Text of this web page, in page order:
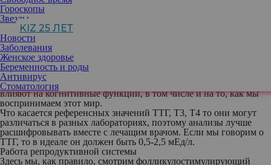
Гороскопы
Звезды
KIZ 25 ЛЕТ
Новости
Заболевания
Женское здоровье
Беременность и роды
Антивирус
Стоматология
– то есть общий вес, воду в организме и мышечную масс. Они
влияют на когнитивные функции, в том числе и на то, как мы
воспринимаем этот мир.
Что касается референсных значений ТТГ, Т3, Т4 то они могут
различаться в разных лабораториях, поэтому анализы лучше
расшифровывать вместе с лечащим врачом. Если мы говорим о
ТТГ, то в идеале он должен быть 0,5-2,5 мЕд/л.
Работа репродуктивной системы
Здесь мы, как правило, смотрим фолликулостимулирующий